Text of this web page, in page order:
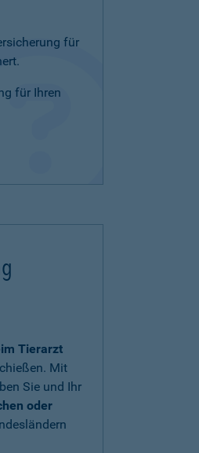
für
für Ihren
Tierarzt
Mit
Sie und Ihr
oder